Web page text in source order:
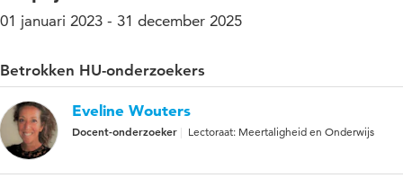
01 januari 2023 - 31 december 2025
Betrokken HU-onderzoekers
Eveline Wouters
Docent-onderzoeker Lectoraat: Meertaligheid en Onderwijs